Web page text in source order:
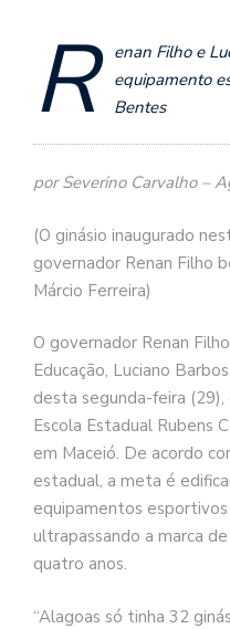
R
enan Filho e
equipamento
Bentes
por Severino Carvalho –
(O ginásio inaugurado
governador Renan Filho
Márcio Ferreira)
O governador Renan
Educação, Luciano
desta segunda-feira
Escola Estadual Rubens
em Maceió. De acordo
estadual, a meta é
equipamentos
ultrapassando a marca
quatro anos.
“Alagoas só tinha 32